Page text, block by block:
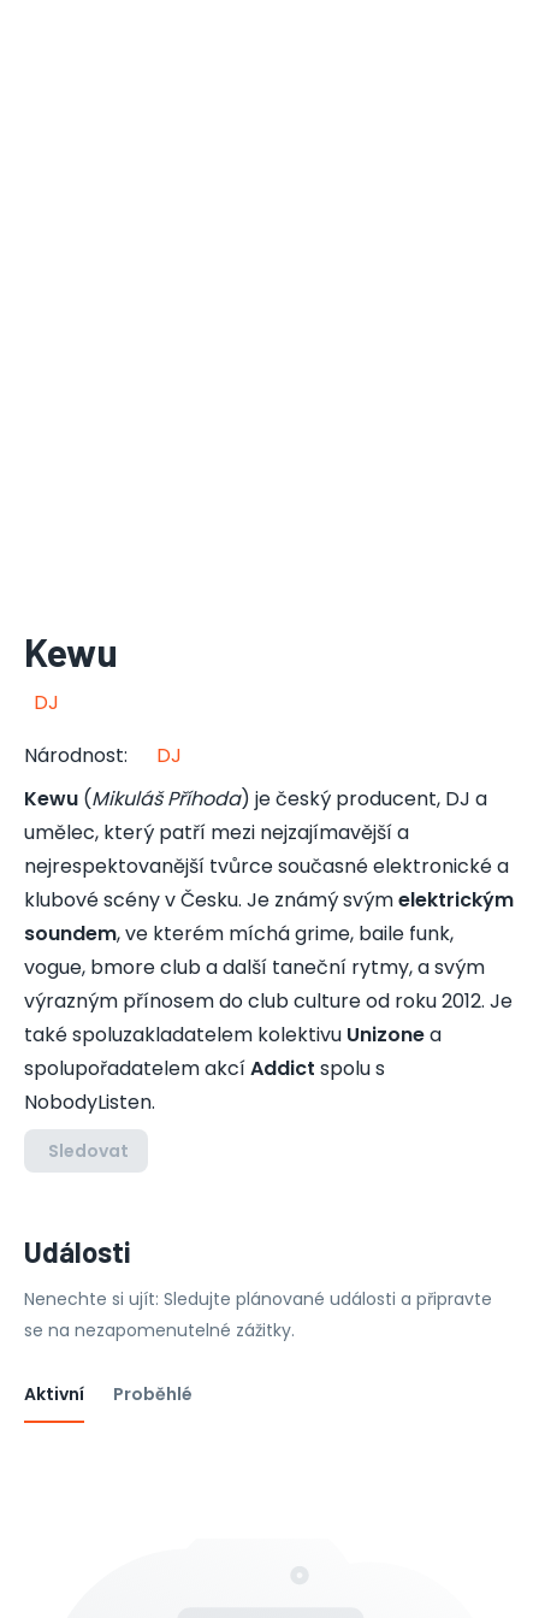
Kewu
DJ
Národnost:
DJ
Kewu (Mikuláš Příhoda) je český producent, DJ a
umělec, který patří mezi nejzajímavější a
nejrespektovanější tvůrce současné elektronické a
klubové scény v Česku. Je známý svýmelektrickým
soundem, ve kterém míchá grime, baile funk,
vogue, bmore club a další taneční rytmy, a svým
výrazným přínosem do club culture od roku 2012. Je
také spoluzakladatelem kolektivu Unizonea
spolupořadatelem akcíAddict spolu s
NobodyListen.
Sledovat
Události
Nenechte si ujít: Sledujte plánované události a připravte
se na nezapomenutelné zážitky.
Aktivní Proběhlé